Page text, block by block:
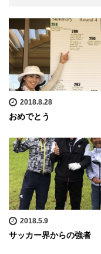
2018.8.28
おめでとう
2018.5.9
サッカー界からの強者